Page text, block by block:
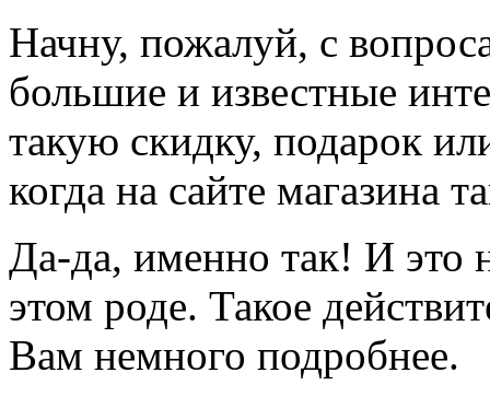
Начну, пожалуй, с
большие и известные
такую скидку, подарок
когда на сайте магазина
Да-да, именно так! И это
этом роде. Такое
Вам немного подробнее.